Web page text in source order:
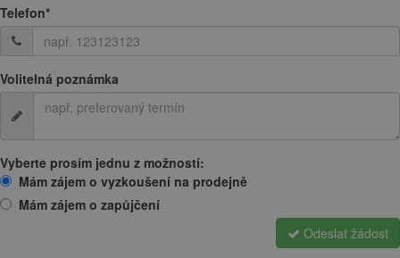
Telefon*
Volitelná poznámka
Vyberte prosím jednu z možností:
Mám zájem o vyzkoušení na prodejně
Mám zájem o zapůjčení
Odeslat žádost